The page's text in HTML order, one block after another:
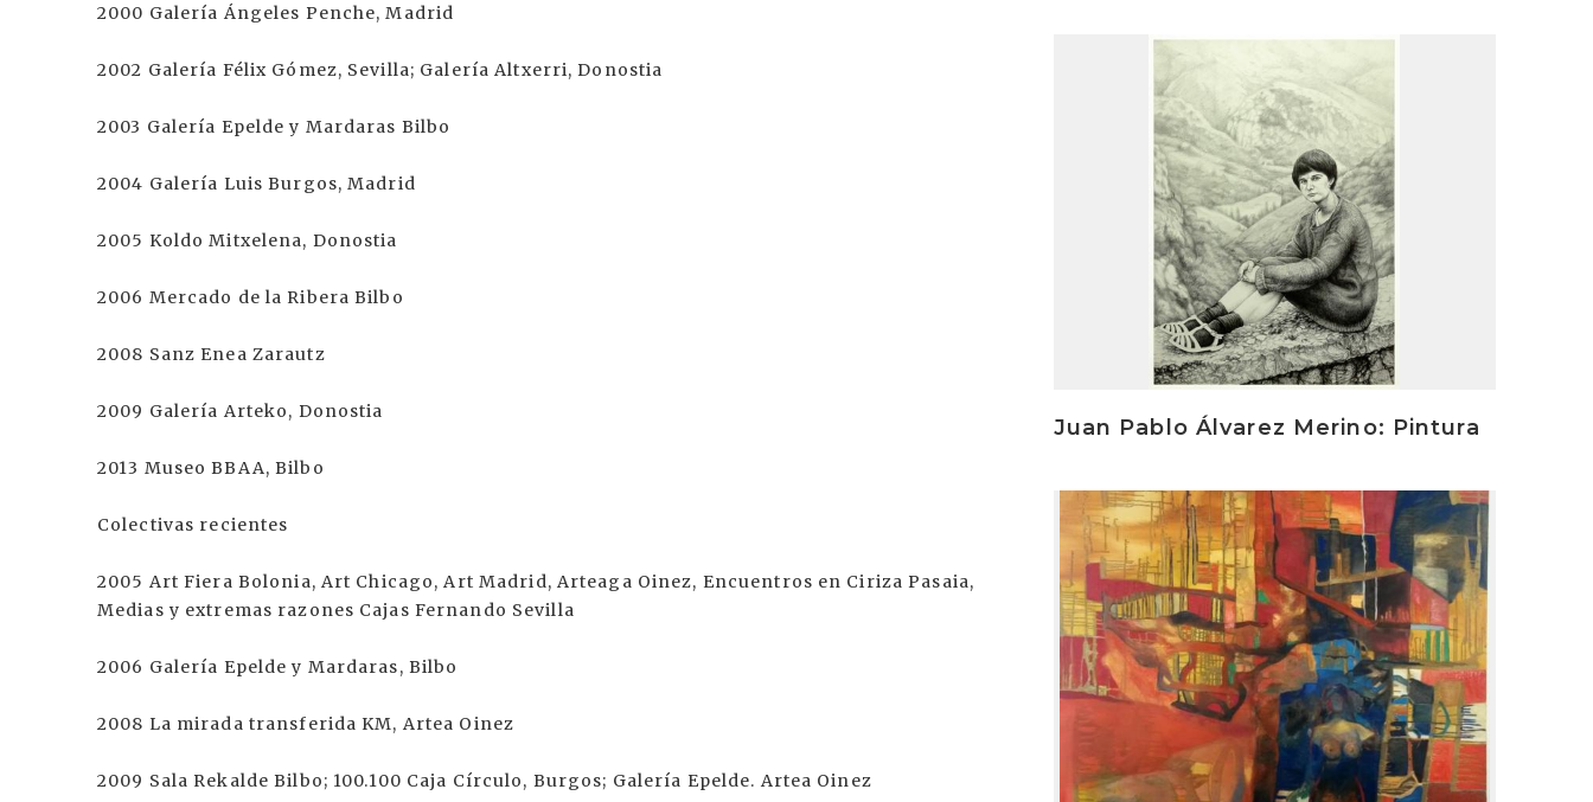
2000 Galería Ángeles Penche, Madrid
2002 Galería Félix Gómez, Sevilla; Galería Altxerri, Donostia
2003 Galería Epelde y Mardaras Bilbo
2004 Galería Luis Burgos, Madrid
2005 Koldo Mitxelena, Donostia
2006 Mercado de la Ribera Bilbo
2008 Sanz Enea Zarautz
2009 Galería Arteko, Donostia
2013 Museo BBAA, Bilbo
Colectivas recientes
2005 Art Fiera Bolonia, Art Chicago, Art Madrid, Arteaga Oinez, Encuentros en Ciriza Pasaia,
Medias y extremas razones Cajas Fernando Sevilla
2006 Galería Epelde y Mardaras, Bilbo
2008 La mirada transferida KM, Artea Oinez
2009 Sala Rekalde Bilbo; 100.100 Caja Círculo, Burgos; Galería Epelde. Artea Oinez
Juan Pablo Álvarez Merino: Pintura
Irakurri